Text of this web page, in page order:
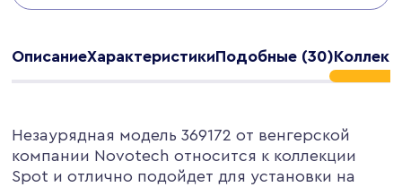
ОписаниеХарактеристикиПодобные (30)
Незаурядная модель 369172 от венгерской
компании Novotech относится к коллекции
Spot и отлично подойдет для установки на